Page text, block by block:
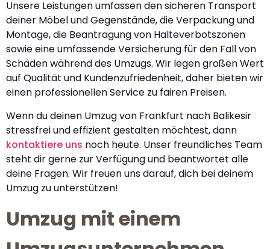
Unsere Leistungen umfassen den sicheren Transport
deiner Möbel und Gegenstände, die Verpackung und
Montage, die Beantragung von Halteverbotszonen
sowie eine umfassende Versicherung für den Fall von
Schäden während des Umzugs. Wir legen großen Wert
auf Qualität und Kundenzufriedenheit, daher bieten wir
einen professionellen Service zu fairen Preisen.
Wenn du deinen Umzug von Frankfurt nach Balikesir
stressfrei und effizient gestalten möchtest, dann
kontaktiere uns noch heute. Unser freundliches Team
steht dir gerne zur Verfügung und beantwortet alle
deine Fragen. Wir freuen uns darauf, dich bei deinem
Umzug zu unterstützen!
Umzug mit einem